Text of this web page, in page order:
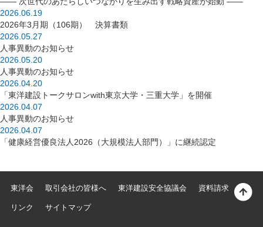
2026.06.19
2026年3月期（106期） 決算書類
2026.05.27
人事異動のお知らせ
2026.05.20
人事異動のお知らせ
2026.04.20
「東洋建設トークサロンwith東京大学・三重大学」を開催
2026.04.07
人事異動のお知らせ
2026.04.07
「健康経営優良法人2026（大規模法人部門）」に継続認定
東洋会 取引会社の皆様へ 東洋建設安全協議会 資料請求
リンク サイトマップ